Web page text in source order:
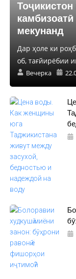
мекунанд
Дар ҳоле ки
об, тағйирёбии
Вечерка